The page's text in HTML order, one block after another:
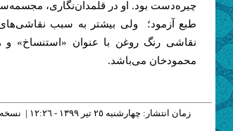
چیره‌دست بود. او در قلمدان‌نگاری،
طبع آزمود؛ ولی بیشتر به سبب
نقاشی رنگ روغن با عنوان «استنساخ» و
محمودخان می‌باشد.
زمان انتشار: چهارشنبه ٢٥ تير ١٣٩٩ - ١٢:٢٦ |